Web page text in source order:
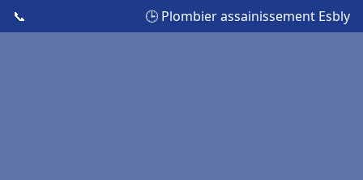
📞 🕒 Plombier assainissement Esbly